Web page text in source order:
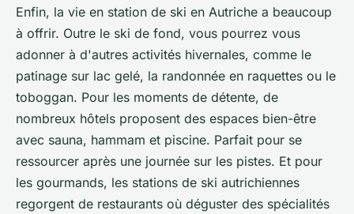
Enfin, la vie en station de ski en Autriche a beaucoup
à offrir. Outre le ski de fond, vous pourrez vous
adonner à d'autres activités hivernales, comme le
patinage sur lac gelé, la randonnée en raquettes ou le
toboggan. Pour les moments de détente, de
nombreux hôtels proposent des espaces bien-être
avec sauna, hammam et piscine. Parfait pour se
ressourcer après une journée sur les pistes. Et pour
les gourmands, les stations de ski autrichiennes
regorgent de restaurants où déguster des spécialités